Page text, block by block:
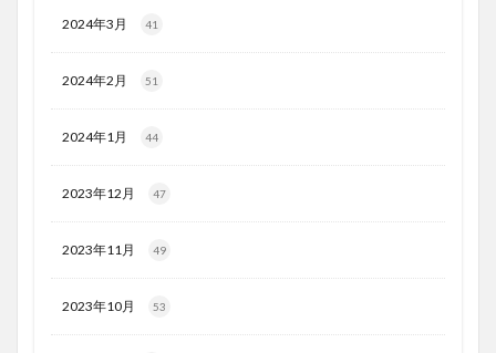
2024年3月 41
2024年2月 51
2024年1月 44
2023年12月 47
2023年11月 49
2023年10月 53